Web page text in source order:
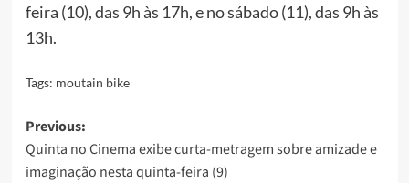
feira (10), das 9h às 17h, e no sábado (11), das 9h às
13h.
Tags: moutain bike
Post
navigation
Previous:
Quinta no Cinema exibe curta-metragem sobre amizade e
imaginação nesta quinta-feira (9)